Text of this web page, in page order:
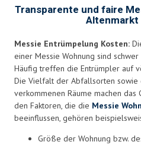
Transparente und faire
Altenmarkt
Messie Entrümpelung Kosten:
einer Messie Wohnung sind
Häufig treffen die Entrümpler auf
Die Vielfalt der Abfallsorten sowie
verkommenen Räume machen das
den Faktoren, die die Messie
beeinflussen, gehören
Größe der Wohnung bzw.